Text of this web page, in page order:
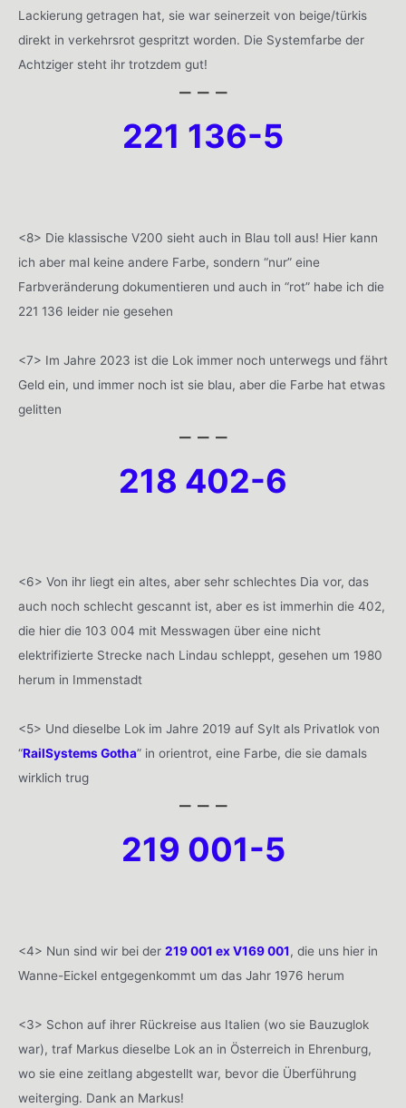
Lackierung getragen hat, sie war seinerzeit von beige/türkis
direkt in verkehrsrot gespritzt worden. Die Systemfarbe der
Achtziger steht ihr trotzdem gut!
– – –
221 136-5
<8> Die klassische V200 sieht auch in Blau toll aus! Hier kann
ich aber mal keine andere Farbe, sondern “nur” eine
Farbveränderung dokumentieren und auch in “rot” habe ich die
221 136 leider nie gesehen
<7> Im Jahre 2023 ist die Lok immer noch unterwegs und fährt
Geld ein, und immer noch ist sie blau, aber die Farbe hat etwas
gelitten
– – –
218 402-6
<6> Von ihr liegt ein altes, aber sehr schlechtes Dia vor, das
auch noch schlecht gescannt ist, aber es ist immerhin die 402,
die hier die 103 004 mit Messwagen über eine nicht
elektrifizierte Strecke nach Lindau schleppt, gesehen um 1980
herum in Immenstadt
<5> Und dieselbe Lok im Jahre 2019 auf Sylt als Privatlok von
“RailSystems Gotha” in orientrot, eine Farbe, die sie damals
wirklich trug
– – –
219 001-5
<4> Nun sind wir bei der 219 001 ex V169 001, die uns hier in
Wanne-Eickel entgegenkommt um das Jahr 1976 herum
<3> Schon auf ihrer Rückreise aus Italien (wo sie Bauzuglok
war), traf Markus dieselbe Lok an in Österreich in Ehrenburg,
wo sie eine zeitlang abgestellt war, bevor die Überführung
weiterging. Dank an Markus!